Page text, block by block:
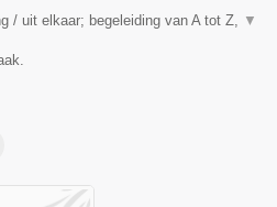
/ uit elkaar; begeleiding van A tot Z, ▼